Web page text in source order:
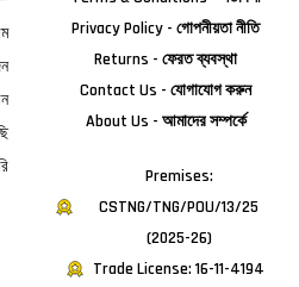
Privacy Policy - গোপনীয়তা নীতি
Returns - ফেরত ব্যবস্থা
Contact Us - যোগাযোগ করুন
About Us - আমাদের সম্পর্কে
Premises:
CSTNG/TNG/POU/13/25
(2025-26)
Trade License: 16-11-4194